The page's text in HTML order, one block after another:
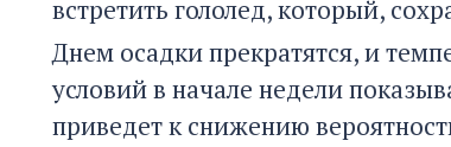
встретить гололед, который,
Днем осадки прекратятся, и
условий в начале недели
приведет к снижению